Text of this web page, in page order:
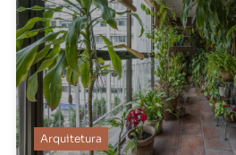
Arquitetura